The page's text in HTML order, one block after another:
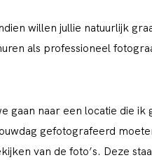
willen jullie natuurlijk
als professioneel
gaan naar een locatie die ik
gefotografeerd
van de foto’s. Deze